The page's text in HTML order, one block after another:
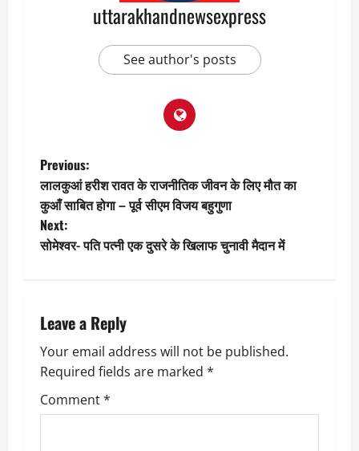
uttarakhandnewsexpress
See author's posts
P
o
s
a
v
i
Previous:
लालकुआं हरीश रावत के राजनीतिक जीवन के लिए मौत का
कुआँ साबित होगा – पूर्व सीएम विजय बहुगुणा
Next:
सोमेश्वर- पति पत्नी एक दुसरे के खिलाफ चुनावी मैदान में
Leave a Reply
Your email address will not be published.
Required fields are marked *
Comment*